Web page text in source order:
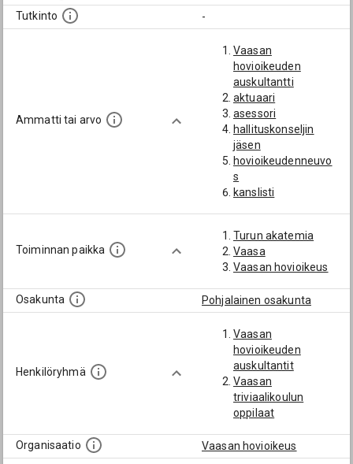
Tutkinto -
Ammatti tai arvo
Vaasan
hovioikeuden
auskultantti
aktuaari
asessori
hallituskonseljin
jäsen
hovioikeudenneuvo
s
kanslisti
Toiminnan paikka
Turun akatemia
Vaasa
Vaasan hovioikeus
Osakunta Pohjalainen osakunta
Henkilöryhmä
Vaasan
hovioikeuden
auskultantit
Vaasan
triviaalikoulun
oppilaat
Organisaatio Vaasan hovioikeus